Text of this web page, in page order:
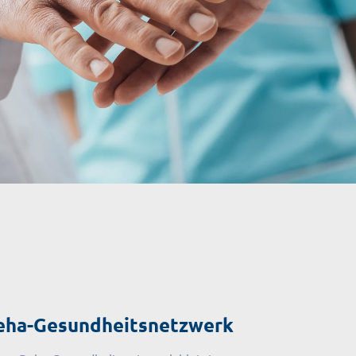
Gesundheitsnetzwerk